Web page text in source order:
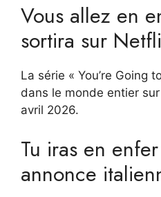
Vous allez en
sortira sur
La série « You’re Going
dans le monde entier
avril 2026.
Tu iras en
annonce